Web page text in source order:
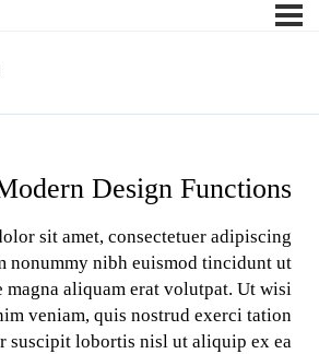
Design Functions
sit amet, consectetuer adipiscing
nonummy nibh euismod tincidunt ut
magna aliquam erat volutpat. Ut wisi
veniam, quis nostrud exerci tation
suscipit lobortis nisl ut aliquip ex ea